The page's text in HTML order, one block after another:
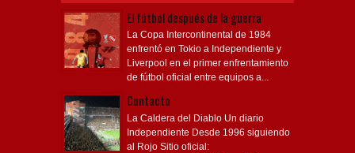
El fútbol después de la guerra
La Copa Intercontinental de 1984
enfrentó en Tokio a Independiente y
Liverpool en el primer enfrentamiento
de fútbol oficial entre equipos a...
Contacto
La Caldera del Diablo Un diario
Independiente Desde 1996 siguiendo
al Rojo Sitio oficial: